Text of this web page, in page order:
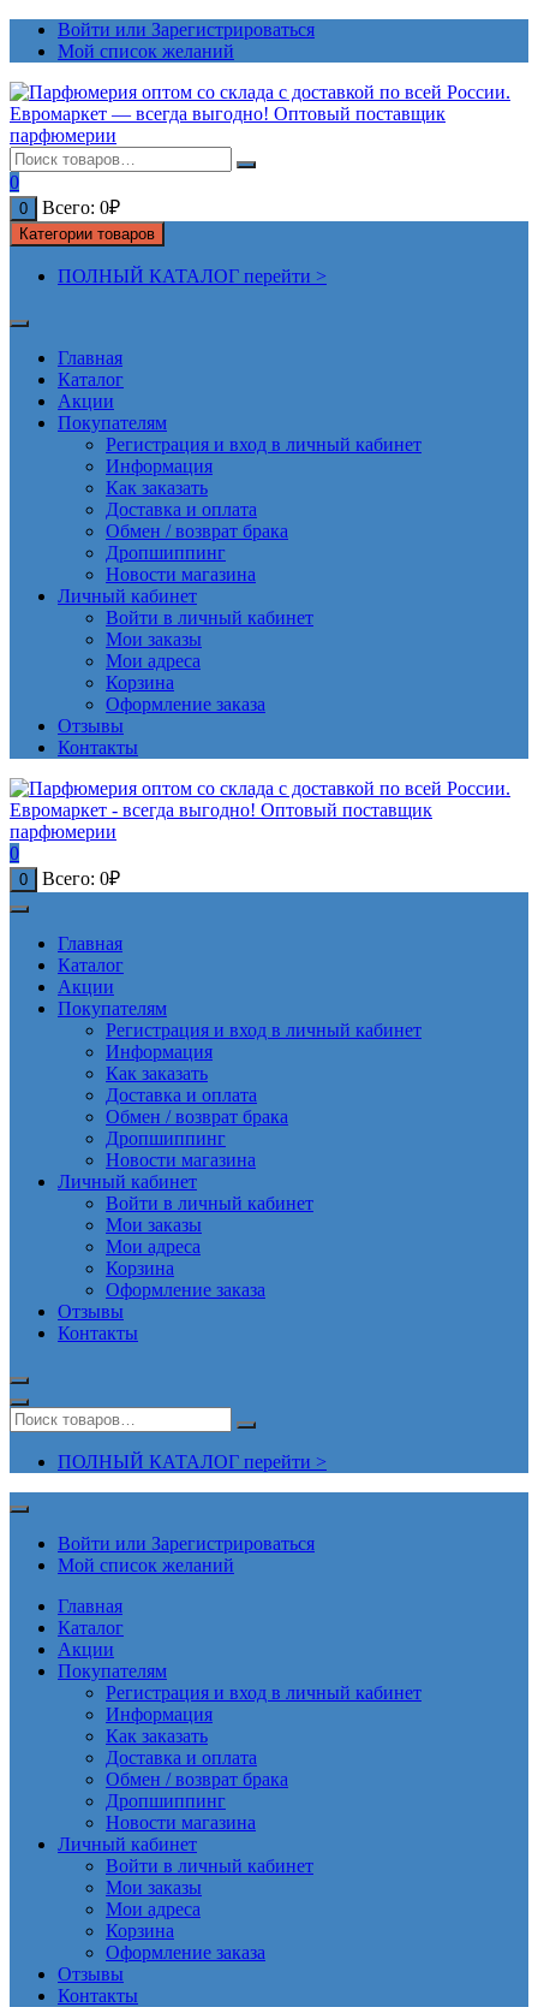
ПерейтиВойти или Зарегистрироваться
Мой список желаний
0
0 Всего: 0₽
Категории товаров
ПОЛНЫЙ КАТАЛОГ перейти >
Главная
Каталог
Акции
Покупателям
Регистрация и вход в личный кабинет
Информация
Как заказать
Доставка и оплата
Обмен / возврат брака
Дропшиппинг
Новости магазина
Личный кабинет
Войти в личный кабинет
Мои заказы
Мои адреса
Корзина
Оформление заказа
Отзывы
Контакты
0
0 Всего: 0₽
Главная
Каталог
Акции
Покупателям
Регистрация и вход в личный кабинет
Информация
Как заказать
Доставка и оплата
Обмен / возврат брака
Дропшиппинг
Новости магазина
Личный кабинет
Войти в личный кабинет
Мои заказы
Мои адреса
Корзина
Оформление заказа
Отзывы
Контакты
ПОЛНЫЙ КАТАЛОГ перейти >
Войти или Зарегистрироваться
Мой список желаний
Главная
Каталог
Акции
Покупателям
Регистрация и вход в личный кабинет
Информация
Как заказать
Доставка и оплата
Обмен / возврат брака
Дропшиппинг
Новости магазина
Личный кабинет
Войти в личный кабинет
Мои заказы
Мои адреса
Корзина
Оформление заказа
Отзывы
Контакты